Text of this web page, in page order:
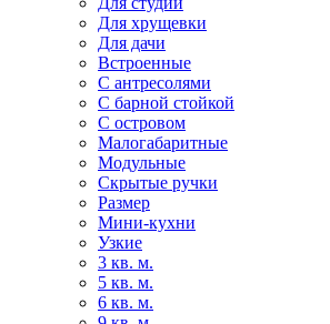
Для хрущевки
Для дачи
Встроенные
С антресолями
С барной стойкой
С островом
Малогабаритные
Модульные
Скрытые ручки
Размер
Мини-кухни
Узкие
3 кв. м.
5 кв. м.
6 кв. м.